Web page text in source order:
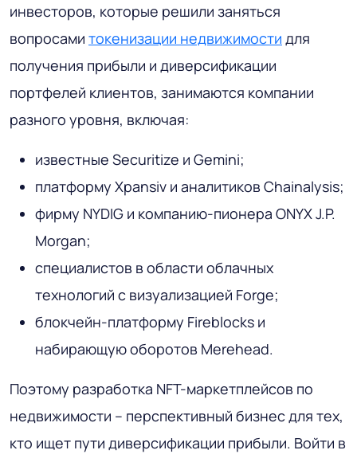
инвесторов, которые решили заняться
вопросами токенизации недвижимости для
получения прибыли и диверсификации
портфелей клиентов, занимаются компании
разного уровня, включая:
известные Securitize и ‎Gemini;
платформу Xpansiv и аналитиков Chainalysis;
фирму NYDIG и компанию-пионера ONYX J.P.
Morgan;
специалистов в области облачных
технологий с визуализацией Forge;
блокчейн-платформу Fireblocks и
набирающую оборотов Merehead.
Поэтому разработка NFT-маркетплейсов по
недвижимости – перспективный бизнес для тех,
кто ищет пути диверсификации прибыли. Войти в